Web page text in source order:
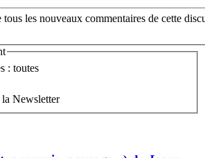
tous les nouveaux commentaires de cette
: toutes
Newsletter